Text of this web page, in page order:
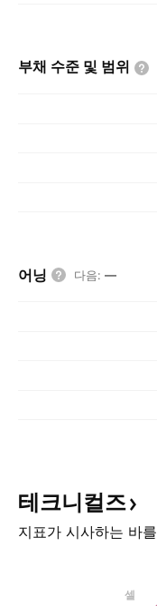
부채 수준 및 범위
어닝 다음: —
테크니컬즈
지표가 시사하는 바를
셀